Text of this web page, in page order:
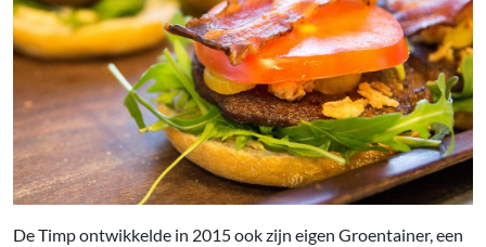
De Timp ontwikkelde in 2015 ook zijn eigen Groentainer, een